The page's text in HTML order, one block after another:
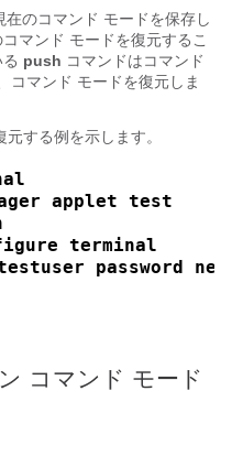
在のコマンド モードを保存し
マンド モードを復元するこ
push コマンドはコマンド
コマンド モードを復元しま
する例を示します。
applet test
terminal
password
コマンド モード